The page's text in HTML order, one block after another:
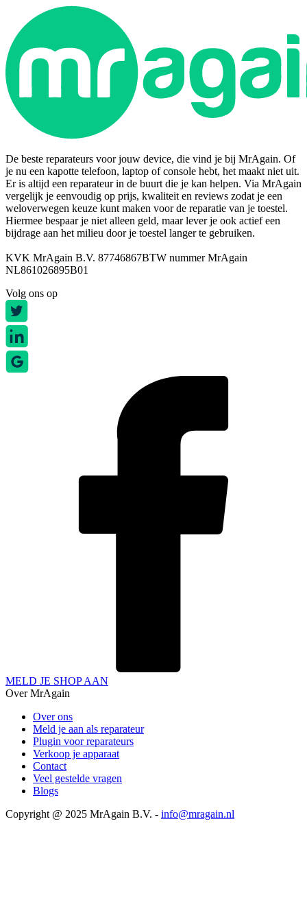
De beste reparateurs voor jouw device, die vind je bij MrAgain. Of
je nu een kapotte telefoon, laptop of console hebt, het maakt niet uit.
Er is altijd een reparateur in de buurt die je kan helpen. Via MrAgain
vergelijk je eenvoudig op prijs, kwaliteit en reviews zodat je een
weloverwegen keuze kunt maken voor de reparatie van je toestel.
Hiermee bespaar je niet alleen geld, maar lever je ook actief een
bijdrage aan het milieu door je toestel langer te gebruiken.
KVK MrAgain B.V. 87746867BTW nummer MrAgain
NL861026895B01
Volg ons op
MELD JE SHOP AAN
Over MrAgain
Over ons
Meld je aan als reparateur
Plugin voor reparateurs
Verkoop je apparaat
Contact
Veel gestelde vragen
Blogs
Copyright @ 2025 MrAgain B.V. - info@mragain.nl